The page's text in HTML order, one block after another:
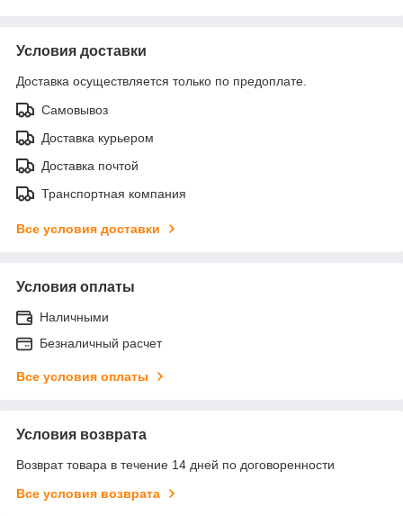
Условия доставки
Доставка осуществляется только по предоплате.
Самовывоз
Доставка курьером
Доставка почтой
Транспортная компания
Все условия доставки
Условия оплаты
Наличными
Безналичный расчет
Все условия оплаты
Условия возврата
Возврат товара в течение 14 дней по договоренности
Все условия возврата